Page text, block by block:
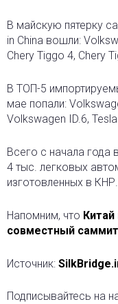
В майскую пятерку
in China вошли:
Chery Tiggo 4, Chery
В ТОП-5
мае попали:
Volkswagen ID.6,
Всего с начала года
4 тыс. легковых
изготовленных в КНР.
Напомним, что
совместный
Источник:
Подписывайтесь на